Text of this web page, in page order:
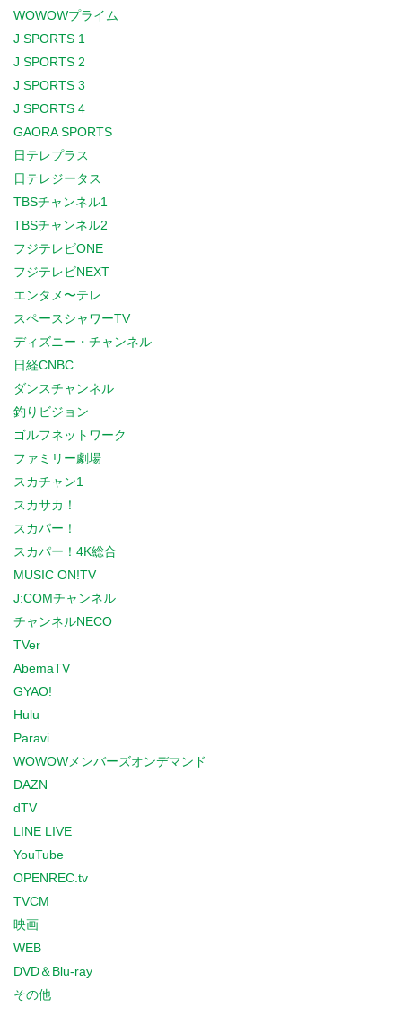
WOWOWプライム
J SPORTS 1
J SPORTS 2
J SPORTS 3
J SPORTS 4
GAORA SPORTS
日テレプラス
日テレジータス
TBSチャンネル1
TBSチャンネル2
フジテレビONE
フジテレビNEXT
エンタメ〜テレ
スペースシャワーTV
ディズニー・チャンネル
日経CNBC
ダンスチャンネル
釣りビジョン
ゴルフネットワーク
ファミリー劇場
スカチャン1
スカサカ！
スカパー！
スカパー！4K総合
MUSIC ON!TV
J:COMチャンネル
チャンネルNECO
TVer
AbemaTV
GYAO!
Hulu
Paravi
WOWOWメンバーズオンデマンド
DAZN
dTV
LINE LIVE
YouTube
OPENREC.tv
TVCM
映画
WEB
DVD＆Blu-ray
その他